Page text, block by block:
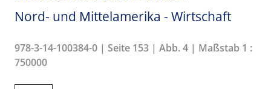
Nord- und Mittelamerika - Wirtschaft
978-3-14-100384-0 | Seite 153 | Abb. 4 | Maßstab 1 :
750000